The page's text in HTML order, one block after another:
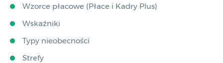
Wzorce płacowe (Płace i Kadry Plus)
Wskaźniki
Typy nieobecności
Strefy